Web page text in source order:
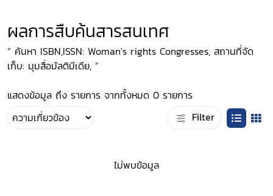
ผลการสืบค้นสารสนเทศ
“ ค้นหา ISBN,ISSN: Woman's rights Congresses, สถานที่จัด
เก็บ: มุมสื่อมัลติมีเดีย, ”
แสดงข้อมูล ถึง รายการ จากทั้งหมด 0 รายการ
Filter
ไม่พบข้อมูล